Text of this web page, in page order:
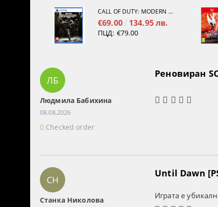
CALL OF DUTY: MODERN WARFARE 4[PS5]
€69.00 134.95 лв.
ПЦД: €79.00
ЛБ
Людмила Бабихина
08.08.2026
Checked order
Реновиран
СН
Станка Николова
Until Dawn
Играта е